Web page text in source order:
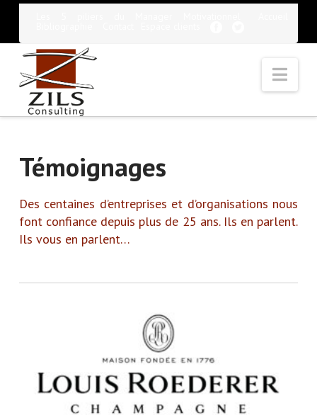
Témoignages
Des centaines d’entreprises et d’organisations nous
font confiance depuis plus de 25 ans. Ils en parlent.
Ils vous en parlent…